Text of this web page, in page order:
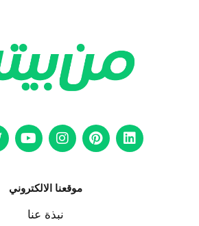
موقعنا الالكتروني
نبذة عنا